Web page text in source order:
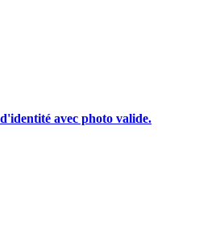
avec photo valide.